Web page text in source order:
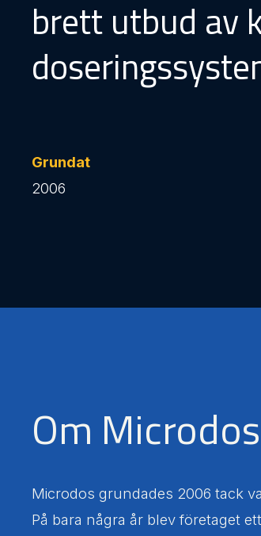
brett utbud av
Grundat
2006
Om Microdos
Microdos grundades 2006 tack
På bara några år blev företaget